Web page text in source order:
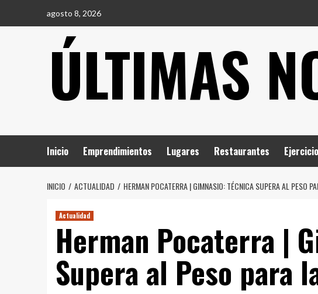
agosto 8, 2026
ÚLTIMAS
Inicio Emprendimientos Lugares Restaurantes
INICIO ACTUALIDAD HERMAN POCATERRA | GIMNASIO: TÉCNICA SUPERA AL PESO
Actualidad
Herman Pocaterra |
Supera al Peso para